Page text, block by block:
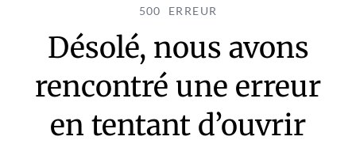
500 ERREUR
Désolé, nous avons
rencontré une erreur
en tentant d’ouvrir